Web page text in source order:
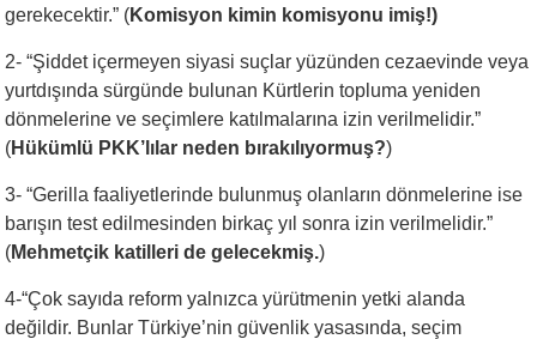
gerekecektir.” (Komisyon kimin komisyonu imiş!)
2- “Şiddet içermeyen siyasi suçlar yüzünden cezaevinde veya
yurtdışında sürgünde bulunan Kürtlerin topluma yeniden
dönmelerine ve seçimlere katılmalarına izin verilmelidir.”
(Hükümlü PKK’lılar neden bırakılıyormuş?)
3- “Gerilla faaliyetlerinde bulunmuş olanların dönmelerine ise
barışın test edilmesinden birkaç yıl sonra izin verilmelidir.”
(Mehmetçik katilleri de gelecekmiş.)
4-“Çok sayıda reform yalnızca yürütmenin yetki alanda
değildir. Bunlar Türkiye’nin güvenlik yasasında, seçim